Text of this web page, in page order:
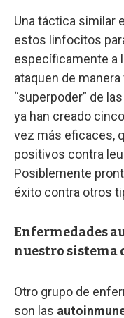
Una táctica similar
estos linfocitos
específicamente a
ataquen de
“superpoder” de las
ya han creado
vez más eficaces,
positivos contra
Posiblemente
éxito contra otros
Enfermedades
nuestro sistema
Otro grupo de
son las